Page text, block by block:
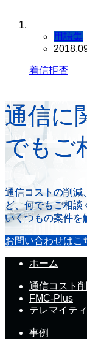
用語集
着信拒否
通信に
でもご
通信コストの削減
ど、何でもご相談
いくつもの案件を
お問い合わせはこ
ホーム
通信コスト
FMC-Plus
テレマイティ
事例